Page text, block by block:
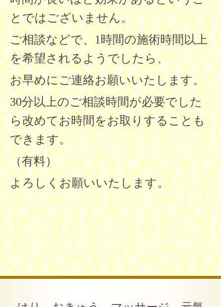
とではございません。
ご相談などで、1時間の施術時間以上
を希望されるようでしたら、
お早めにご連絡お願いいたします。
30分以上のご相談時間が必要でした
ら改めてお時間をお取りすることも
できます。
（有料）
よろしくお願いいたします。